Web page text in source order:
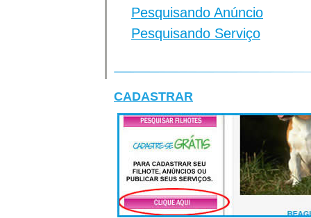
Pesquisando Anúncio
Pesquisando Serviço
CADASTRAR